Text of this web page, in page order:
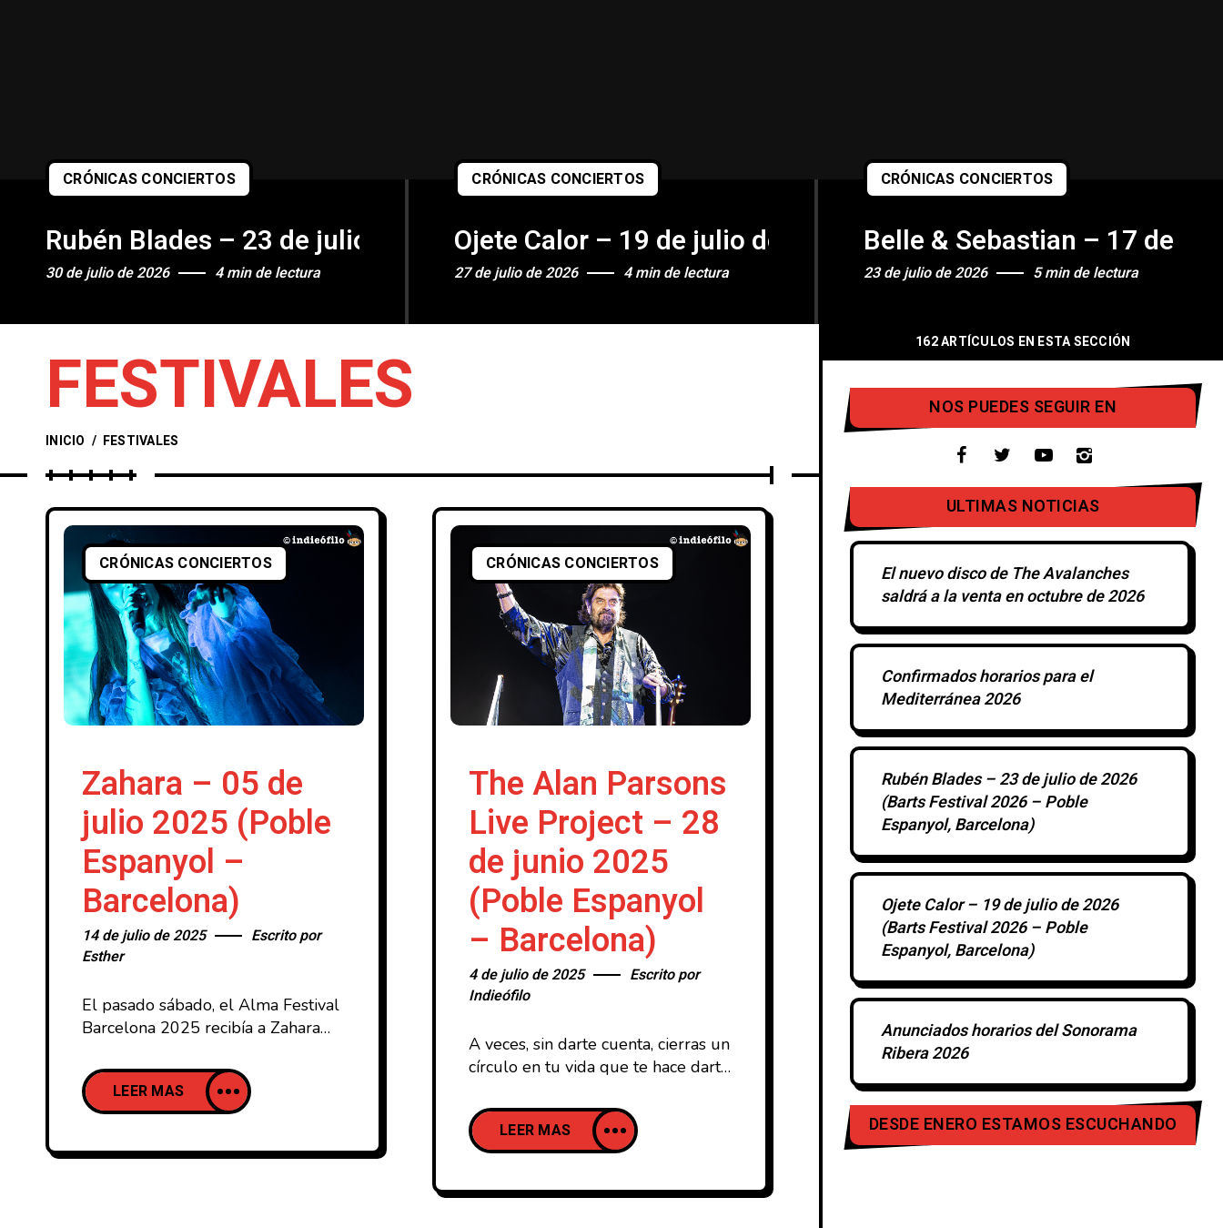
CRÓNICAS CONCIERTOS
Rubén Blades – 23 de julio de 2026 (Barts Festival 2026 – Poble Espanyol, Barcelona)
30 de julio de 2026 4 min de lectura
CRÓNICAS CONCIERTOS
Ojete Calor – 19 de julio de 2026 (Barts Festival 2026 – Poble
27 de julio de 2026 4 min de lectura
CRÓNICAS CONCIERTOS
Belle & Sebastian – 17 de
23 de julio de 2026 5 min de lectura
FESTIVALES
INICIO / FESTIVALES
CRÓNICAS CONCIERTOS
Zahara – 05 de
julio 2025 (Poble
Espanyol –
Barcelona)
14 de julio de 2025
Escrito por
Esther
El pasado sábado, el Alma Festival
Barcelona 2025 recibía a Zahara
presentación de su último disco
Lento Ternura (2025), contando con
la navarra Natalia Lacunza como
así un poco la fórmula que tan
LEER MAS
CRÓNICAS CONCIERTOS
The Alan Parsons
Live Project – 28
de junio 2025
(Poble Espanyol
– Barcelona)
4 de julio de 2025
Escrito por
Indieófilo
A veces, sin darte cuenta, cierras un
círculo en tu vida que te hace darte
haciendo… En el caso del que
escribe estas lineas, el concierto del
pasado sábado de The Alan
Festival Barcelona 2025 supuso
LEER MAS
162 ARTÍCULOS EN ESTA SECCIÓN
NOS PUEDES SEGUIR EN
ULTIMAS NOTICIAS
El nuevo disco de The Avalanches
saldrá a la venta en octubre de 2026
Confirmados horarios para el
Mediterránea 2026
Rubén Blades – 23 de julio de 2026
(Barts Festival 2026 – Poble
Espanyol, Barcelona)
Ojete Calor – 19 de julio de 2026
(Barts Festival 2026 – Poble
Espanyol, Barcelona)
Anunciados horarios del Sonorama
Ribera 2026
DESDE ENERO ESTAMOS ESCUCHANDO